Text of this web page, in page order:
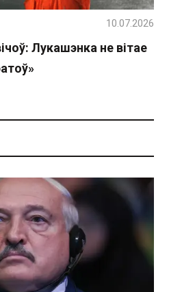
Лукашэнка не вітае
10.07.2026